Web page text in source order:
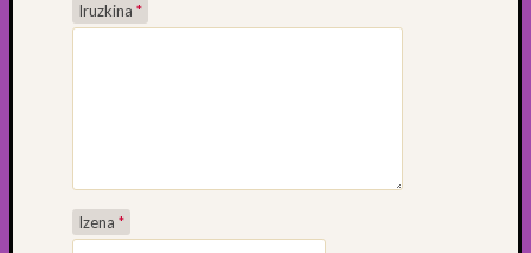
Iruzkina *
Izena *